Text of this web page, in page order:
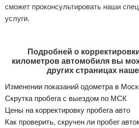
сможет проконсультировать наши
услуги.
Подробней о
километров автомобиля вы
других страницах
Изменении показаний одометра в
Скрутка пробега с выездом по МСК
Цены на корректировку пробега авто
Как проверить, скручен ли пробег